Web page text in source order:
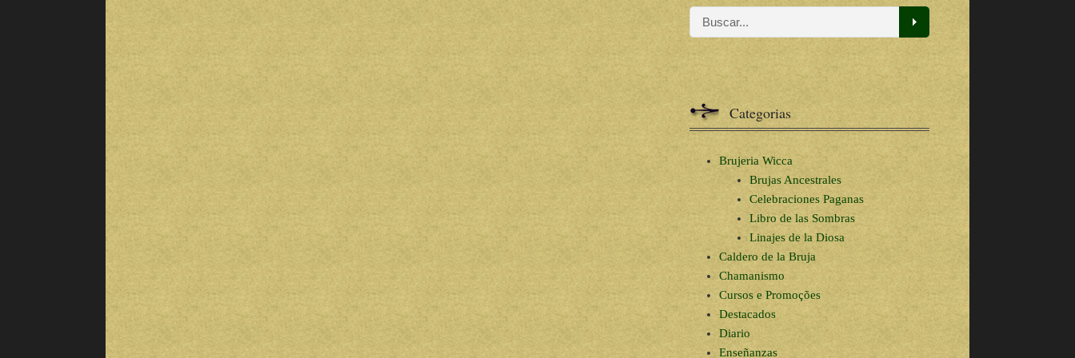
Categorias
Brujeria Wicca
Brujas Ancestrales
Celebraciones Paganas
Libro de las Sombras
Linajes de la Diosa
Caldero de la Bruja
Chamanismo
Cursos e Promoções
Destacados
Diario
Enseñanzas